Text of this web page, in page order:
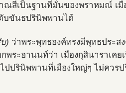
ณสีเป็นฐานที่มั่นของพราหมณ์ เมื
บขันธปรินิพพานได้
) ว่าพระพุทธองค์ทรงมีพุทธประ
ระอานนท์ว่า เมืองกุสินาราเคย
ปรินิพพานที่เมืองใหญ่ๆ ไม่ควรป